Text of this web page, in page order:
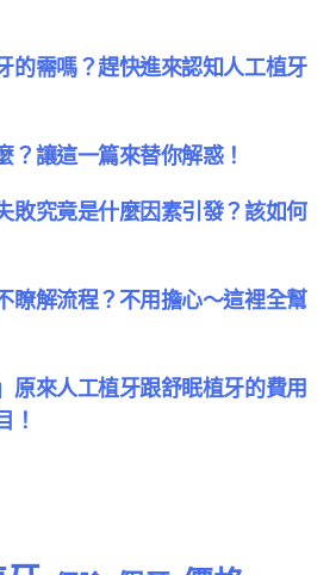
的需嗎？趕快進來認知人工植牙
？讓這一篇來替你解惑！
敗究竟是什麼因素引發？該如何
瞭解流程？不用擔心～這裡全幫
原來人工植牙跟舒眠植牙的費用
！